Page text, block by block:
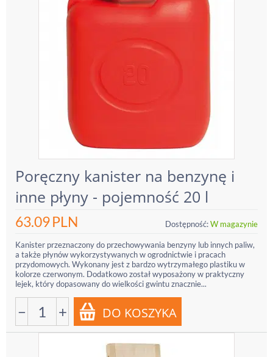
Poręczny kanister na benzynę i
inne płyny - pojemność 20 l
63.09PLN Dostępność:W magazynie
Kanister przeznaczony do przechowywania benzyny lub innych paliw,
a także płynów wykorzystywanych w ogrodnictwie i pracach
przydomowych. Wykonany jest z bardzo wytrzymałego plastiku w
kolorze czerwonym. Dodatkowo został wyposażony w praktyczny
lejek, który dopasowany do wielkości gwintu znacznie...
− +